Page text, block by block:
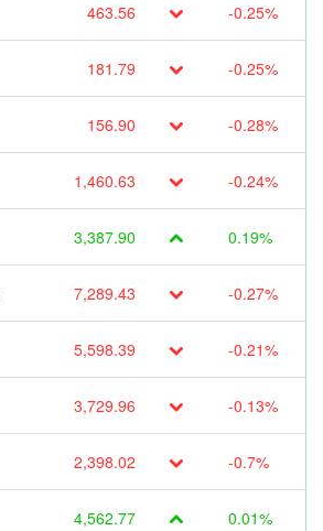
463.56 -0.25%
181.79 -0.25%
156.90 -0.28%
1,460.63 -0.24%
3,387.90 0.19%
7,289.43 -0.27%
5,598.39 -0.21%
3,729.96 -0.13%
2,398.02 -0.7%
4,562.77 0.01%